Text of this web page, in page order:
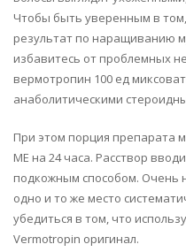
Чтобы быть уверенным в
результат по наращиванию
избавитесь от проблемных
вермотропин 100 ед
анаболитическими
При этом порция препарата
МЕ на 24 часа. Расствор
подкожным способом. Очень
одно и то же место
убедиться в том, что
Vermotropin оригинал.